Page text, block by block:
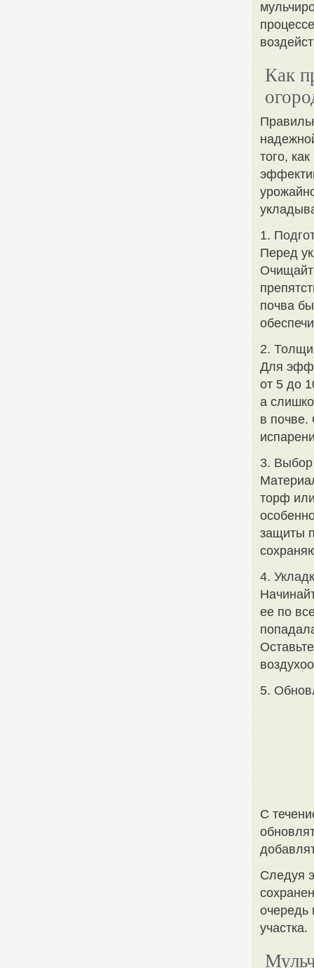
Как
того,
1.
Перед
почва
2.
Для
от 5 до
а
в почве.
3.
торф
защиты
4.
ее по
5.
С
Следуя
очередь
участка.